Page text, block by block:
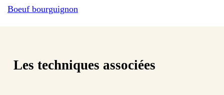
Boeuf bourguignon
Les techniques associées